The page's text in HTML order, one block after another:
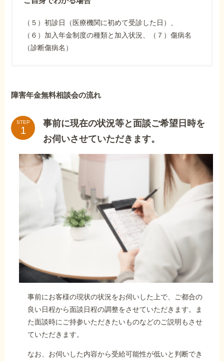
（５）初診日（医療機関に初めて受診した日）、
（６）加入年金制度の種類と加入状況、（７）傷病名
（診断傷病名）
障害年金無料相談会の流れ
STEP
事前に現在の状況等と面談ご希望日時を
お伺いさせていただきます。
事前にお客様の現状の状況をお伺いした上で、ご都合の
良い日程から面談日程の調整をさせていただきます。ま
た面談時にご持参いただきたいものなどのご説明もさせ
ていただきます。
なお、お伺いした内容から受給可能性が低いと判断でき